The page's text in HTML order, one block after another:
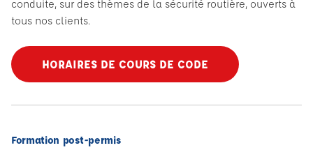
conduite, sur des thèmes de la sécurité routière, ouverts à
tous nos clients.
HORAIRES DE COURS DE CODE
Formation post-permis